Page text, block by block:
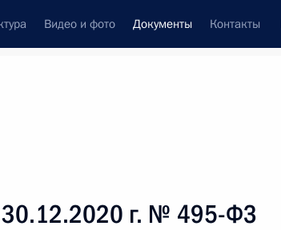
Видео и фото Документы Контакты
30.12.2020 г. № 495-ФЗ